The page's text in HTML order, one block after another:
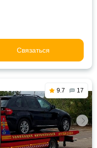
Связаться
9.7 17